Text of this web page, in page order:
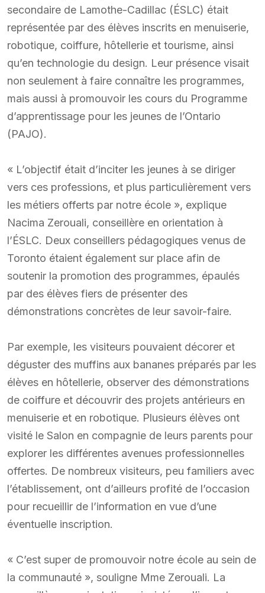
secondaire de Lamothe-Cadillac (ÉSLC) était
représentée par des élèves inscrits en menuiserie,
robotique, coiffure, hôtellerie et tourisme, ainsi
qu’en technologie du design. Leur présence visait
non seulement à faire connaître les programmes,
mais aussi à promouvoir les cours du Programme
d’apprentissage pour les jeunes de l’Ontario
(PAJO).
« L’objectif était d’inciter les jeunes à se diriger
vers ces professions, et plus particulièrement vers
les métiers offerts par notre école », explique
Nacima Zerouali, conseillère en orientation à
l’ÉSLC. Deux conseillers pédagogiques venus de
Toronto étaient également sur place afin de
soutenir la promotion des programmes, épaulés
par des élèves fiers de présenter des
démonstrations concrètes de leur savoir-faire.
Par exemple, les visiteurs pouvaient décorer et
déguster des muffins aux bananes préparés par les
élèves en hôtellerie, observer des démonstrations
de coiffure et découvrir des projets antérieurs en
menuiserie et en robotique. Plusieurs élèves ont
visité le Salon en compagnie de leurs parents pour
explorer les différentes avenues professionnelles
offertes. De nombreux visiteurs, peu familiers avec
l’établissement, ont d’ailleurs profité de l’occasion
pour recueillir de l’information en vue d’une
éventuelle inscription.
« C’est super de promouvoir notre école au sein de
la communauté », souligne Mme Zerouali. La